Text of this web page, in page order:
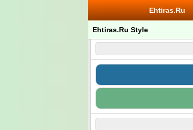
Ehtiras.Ru
Ehtiras.Ru Style